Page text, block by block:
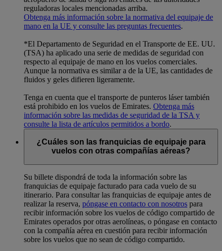
reguladoras locales mencionadas arriba.
Obtenga más información sobre la normativa del equipaje de
mano en la UE y consulte las preguntas frecuentes.
*El Departamento de Seguridad en el Transporte de EE. UU.
(TSA) ha aplicado una serie de medidas de seguridad con
respecto al equipaje de mano en los vuelos comerciales.
Aunque la normativa es similar a de la UE, las cantidades de
fluidos y geles difieren ligeramente.
Tenga en cuenta que el transporte de punteros láser también
está prohibido en los vuelos de Emirates. Obtenga más
información sobre las medidas de seguridad de la TSA y
consulte la lista de artículos permitidos a bordo.
¿Cuáles son las franquicias de equipaje para
vuelos con otras compañías aéreas?
Su billete dispondrá de toda la información sobre las
franquicias de equipaje facturado para cada vuelo de su
itinerario. Para consultar las franquicias de equipaje antes de
realizar la reserva, póngase en contacto con nosotros para
recibir información sobre los vuelos de código compartido de
Emirates operados por otras aerolíneas, o póngase en contacto
con la compañía aérea en cuestión para recibir información
sobre los vuelos que no sean de código compartido.